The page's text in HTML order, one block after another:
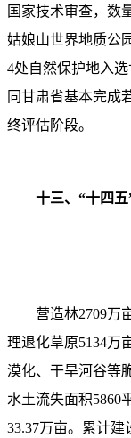
国家技术审查，数
姑娘山世界地质公
4处自然保护地入
同甘肃省基本完成
终评估阶段。
十三、“十四
营造林2709万
理退化草原5134万
漠化、干旱河谷等
水土流失面积5860
33.37万亩。累计建